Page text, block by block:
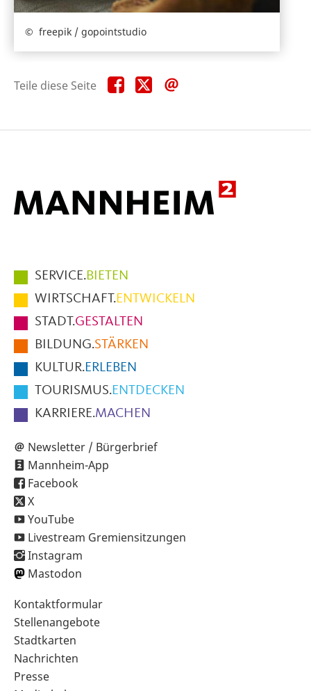
freepik / gopointstudio
Teile diese Seite Teile
diese
Teile
diese
Hauptmenüpunkte
im
Fußbereich
der
Seite
SERVICE.BIETEN
WIRTSCHAFT.ENTWICKELN
STADT.GESTALTEN
BILDUNG.STÄRKEN
KULTUR.ERLEBEN
TOURISMUS.ENTDECKEN
KARRIERE.MACHEN
Newsletter / Bürgerbrief
Mannheim-App
Facebook
X
YouTube
Livestream Gremiensitzungen
Instagram
Mastodon
Sekundärnavigation
im
Fußbereich
Kontaktformular
Stellenangebote
Stadtkarten
Nachrichten
Presse